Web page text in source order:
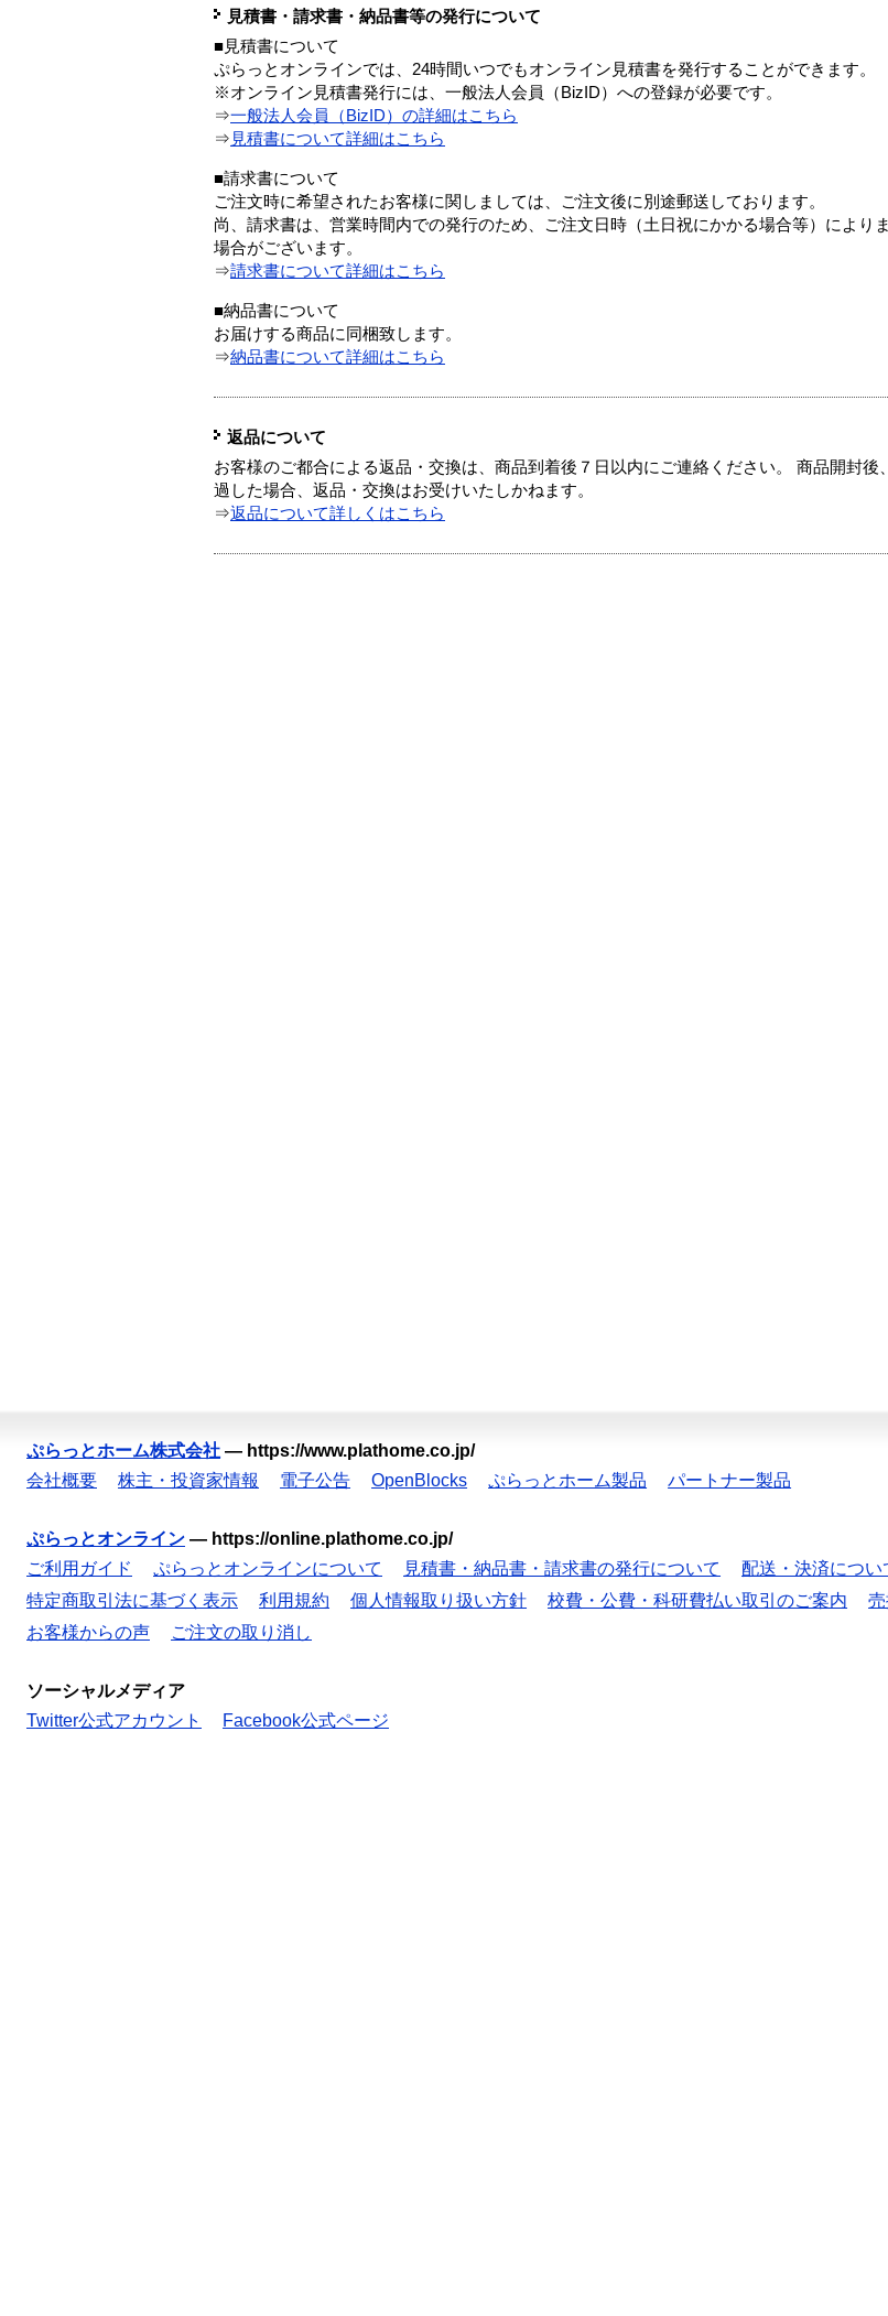
見積書・請求書・納品書等の発行について
■見積書について
ぷらっとオンラインでは、24時間いつでもオンライン見積書を発行することができます。
※オンライン見積書発行には、一般法人会員（BizID）への登録が必要です。
⇒一般法人会員（BizID）の詳細はこちら
⇒ 見積書について詳細はこちら
■請求書について
ご注文時に希望されたお客様に関しましては、ご注文後に別途郵送しております。
尚、請求書は、営業時間内での発行のため、ご注文日時（土日祝にかかる場合等）により
場合がございます。
⇒請求書について詳細はこちら
■納品書について
お届けする商品に同梱致します。
⇒納品書について詳細はこちら
返品について
お客様のご都合による返品・交換は、商品到着後７日以内にご連絡ください。 商品開封後
過した場合、返品・交換はお受けいたしかねます。
⇒返品について詳しくはこちら
ぷらっとホーム株式会社 — https://www.plathome.co.jp/
会社概要
株主・投資家情報 電子公告 OpenBlocks ぷらっとホーム製品 パートナー製品
ぷらっとオンライン — https://online.plathome.co.jp/
ご利用ガイド
ぷらっとオンラインについて 見積書・納品書・請求書の発行について 配送・決済につい
特定商取引法に基づく表示
利用規約 個人情報取り扱い方針 校費・公費・科研費払い取引のご案内
お客様からの声
ご注文の取り消し
ソーシャルメディア
Twitter公式アカウント
Facebook公式ページ